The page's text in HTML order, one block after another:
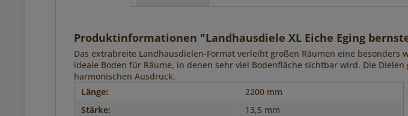
Produktinformationen "Landhausdiele XL Eiche Eging
Das extrabreite Landhausdielen-Format verleiht großen Räumen eine
ideale Boden für Räume, in denen sehr viel Bodenfläche sichtbar wird. Die
harmonischen Ausdruck.
Länge:
2200 mm
Stärke:
13,5 mm